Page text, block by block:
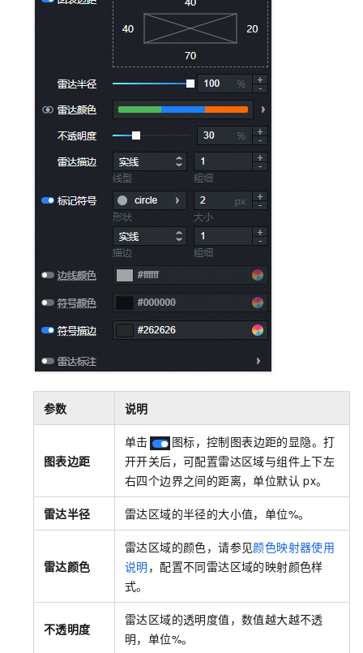
参数 说明
图表边距
单击
图标，控制图表边距的显隐。打
开开关后，可配置雷达区域与组件上下左
右四个边界之间的距离，单位默认 px。
雷达半径 雷达区域的半径的大小值，单位%。
雷达颜色
雷达区域的颜色，请参见颜色映射器使用
说明 ，配置不同雷达区域的映射颜色样
式。
不透明度
雷达区域的透明度值，数值越大越不透
明，单位%。